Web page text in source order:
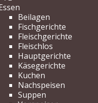
Beilagen
Fischgerichte
Fleischgerichte
Fleischlos
Hauptgerichte
Käsegerichte
Kuchen
Nachspeisen
Suppen